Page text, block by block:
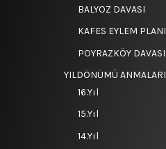
BALYOZ DAVASI
KAFES EYLEM PLANI
POYRAZKÖY DAVASI
YILDÖNÜMÜ ANMALARI
16.Yıl
15.Yıl
14.Yıl